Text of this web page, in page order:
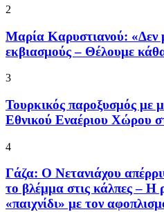
2
Μαρία Καρυστιανού: «Δεν
εκβιασμούς – Θέλουμε
3
Τουρκικός παροξυσμός με
Εθνικού Εναέριου Χώρου
4
Γάζα: Ο Νετανιάχου
το βλέμμα στις κάλπες – Η
«παιχνίδι» με τον